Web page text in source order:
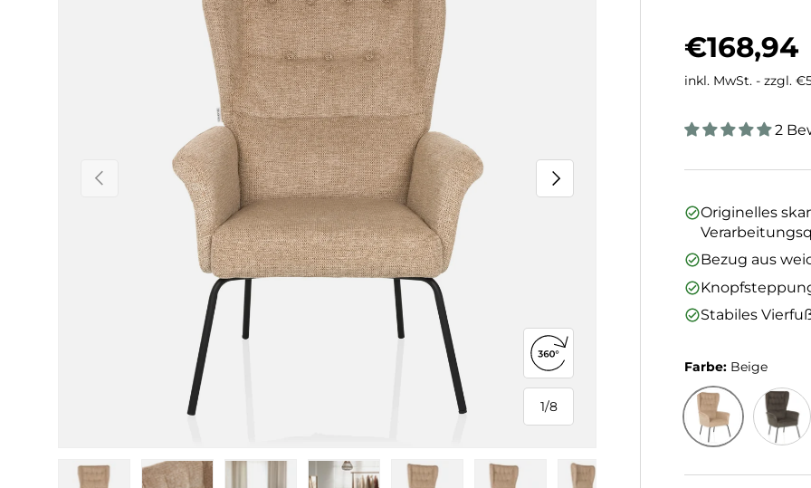
Vorherige
1/
von
8
Nächste
360°-Ansicht öffnen
€168,94
inkl. MwSt. - zzgl.
2
Originelles
Bezug aus
Stabiles
Farbe: Beige
Beige